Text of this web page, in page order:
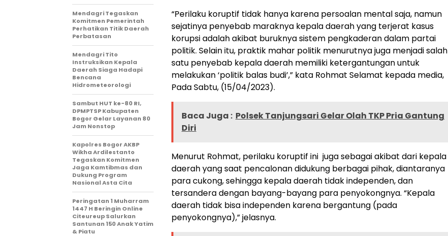
“Perilaku koruptif tidak hanya karena persoalan mental saja, namun
sejatinya penyebab maraknya kepala daerah yang terjerat kasus
korupsi adalah akibat buruknya sistem pengkaderan dalam partai
politik. Selain itu, praktik mahar politik menurutnya juga menjadi salah
satu penyebab kepala daerah memiliki ketergantungan untuk
melakukan ‘politik balas budi’,” kata Rohmat Selamat kepada media,
Pada Sabtu, (15/04/2023).
Baca Juga : Polsek Tanjungsari Gelar Olah TKP Pria Gantung
Diri
Menurut Rohmat, perilaku koruptif ini juga sebagai akibat dari kepala
daerah yang saat pencalonan didukung berbagai pihak, diantaranya
para cukong, sehingga kepala daerah tidak independen, dan
tersandera dengan bayang-bayang para penyokongnya. “Kepala
daerah tidak bisa independen karena bergantung (pada
penyokongnya),” jelasnya.
Mendagri Tegaskan
Komitmen Pemerintah
Perhatikan Titik Daerah
Perbatasan
Mendagri Tito
Instruksikan Kepala
Daerah Siaga Hadapi
Bencana
Hidrometeorologi
Sambut HUT ke-80 RI,
DPMPTSP Kabupaten
Bogor Gelar Layanan 80
Jam Nonstop
Kapolres Bogor AKBP
Wikha Ardilestanto
Tegaskan Komitmen
Jaga Kamtibmas dan
Dukung Program
Nasional Asta Cita
Peringatan 1 Muharram
1447 H Beringin Online
Citeureup Salurkan
Santunan 150 Anak Yatim
& Piatu